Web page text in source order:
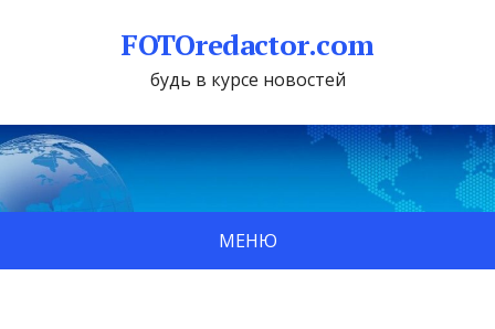
FOTOredactor.com
будь в курсе новостей
МЕНЮ